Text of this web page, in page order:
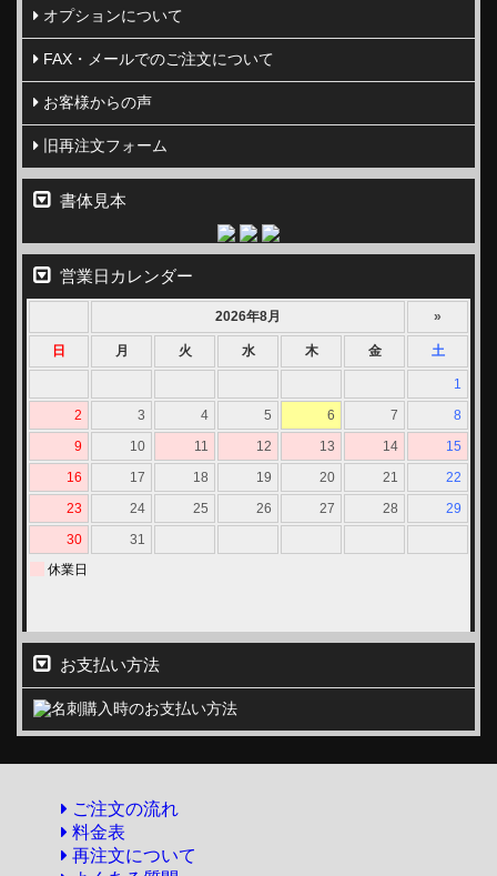
オプションについて
FAX・メールでのご注文について
お客様からの声
旧再注文フォーム
書体見本
営業日カレンダー
お支払い方法
ご注文の流れ
料金表
再注文について